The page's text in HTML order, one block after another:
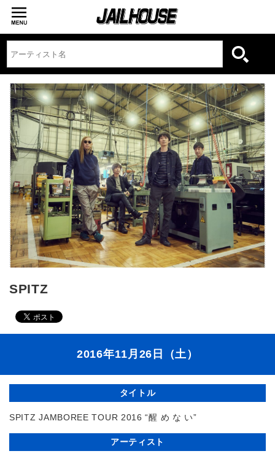
SPITZ
2016年11月26日（土）
タイトル
SPITZ JAMBOREE TOUR 2016 “醒 め な い”
アーティスト